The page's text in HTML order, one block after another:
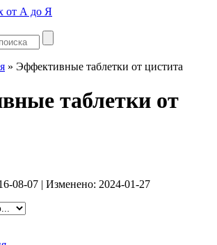
от А до Я
» Эффективные таблетки от цистита
таблетки от
08-07 | Изменено: 2024-01-27